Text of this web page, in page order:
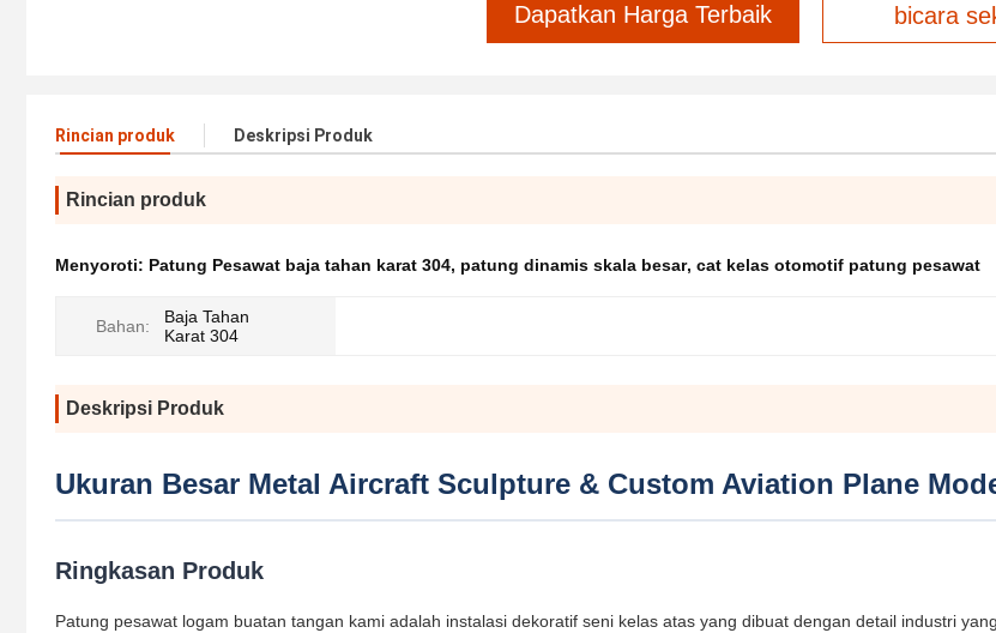
Dapatkan Harga Terbaik bicara
Rincian produk Deskripsi Produk
Rincian produk
Menyoroti: Patung Pesawat baja tahan karat 304, patung dinamis skala besar, cat kelas otomotif patung pesawat
Bahan:
Baja Tahan
Karat 304
Deskripsi Produk
Ukuran Besar Metal Aircraft Sculpture & Custom Aviation Plane
Ringkasan Produk
Patung pesawat logam buatan tangan kami adalah instalasi dekoratif seni kelas atas yang dibuat dengan detail industri